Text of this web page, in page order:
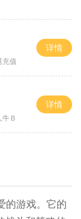
充值
详情
Ｂ
详情
的游戏。它的